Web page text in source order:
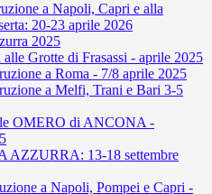
a Napoli, Capri e alla
20-23 aprile 2026
2025
Grotte di Frasassi - aprile 2025
a Roma - 7/8 aprile 2025
a Melfi, Trani e Bari 3-5
OMERO di ANCONA -
AZZURRA: 13-18 settembre
a Napoli, Pompei e Capri -